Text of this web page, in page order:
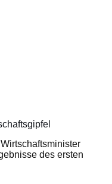
des ersten